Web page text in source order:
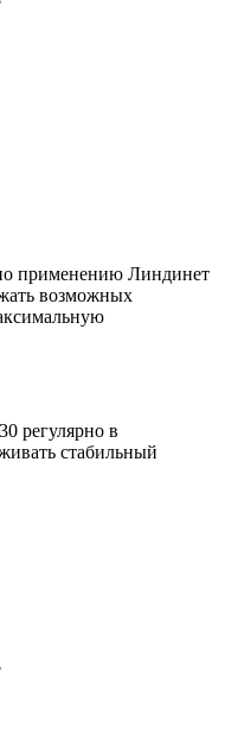
применению Линдинет
возможных
регулярно в
стабильный